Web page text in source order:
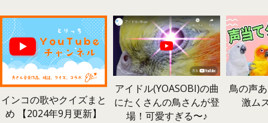
インコの歌やクイズまと
め 【2024年9月更新】
アイドル(YOASOBI)の曲
にたくさんの鳥さんが登
場！可愛すぎる〜♪
鳥の声
激ム